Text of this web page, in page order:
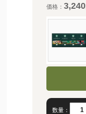
価格：3,240
数量：